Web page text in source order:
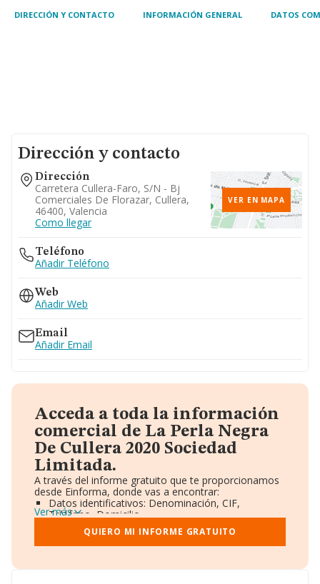
DIRECCIÓN Y CONTACTO INFORMACIÓN GENERAL DATOS
Dirección y contacto
Dirección
Carretera Cullera-Faro, S/n - Bj
Comerciales De Florazar, Cullera,
46400, Valencia
Como llegar
VER EN MAPA
Teléfono
Añadir Teléfono
Web
Añadir Web
Email
Añadir Email
Acceda a toda la información
comercial de La Perla Negra
De Cullera 2020 Sociedad
Limitada.
A través del informe gratuito que te proporcionamos
desde Einforma, donde vas a encontrar:
Datos identificativos: Denominación, CIF,
Teléfono, Domicilio.
Informe Mercantil Completo (BORME).
Gráficos de Evolución Ventas y Empleados.
Consejo de Administración y Administradores.
Accionistas.
Ver más
QUIERO MI INFORME GRATUITO